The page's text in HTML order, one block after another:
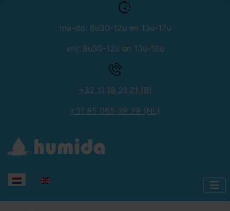
ma-do: 8u30-12u en 13u-17u
vrij: 8u30-12u en 13u-16u
+32 11 18 21 21 (B)
+31 85 065 39 29 (NL)
Selecteer de taal